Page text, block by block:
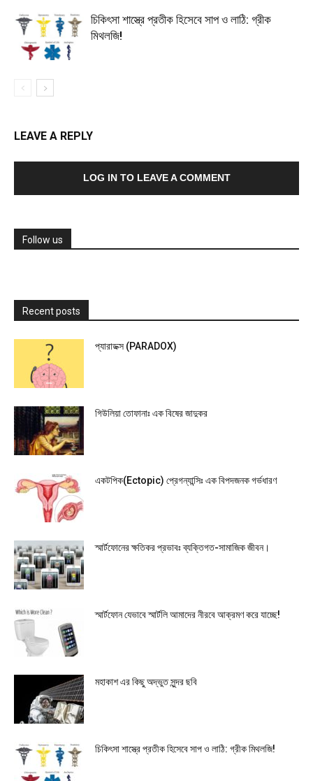
চিকিৎসা শাস্ত্রে প্রতীক হিসেবে সাপ ও লাঠি: গ্রীক
মিথলজি!
LEAVE A REPLY
LOG IN TO LEAVE A COMMENT
Follow us
Recent posts
প্যারাডক্স (PARADOX)
গিউলিয়া তোফানাঃ এক বিষের জাদুকর
একটপিক(Ectopic) প্রেগন্যান্সিঃ এক বিপদজনক গর্ভধারণ
স্মার্টফোনের ক্ষতিকর প্রভাবঃ ব্যক্তিগত-সামাজিক জীবন।
স্মার্টফোন যেভাবে স্মার্টলি আমাদের নীরবে আক্রমণ করে যাচ্ছে!
মহাকাশ এর কিছু অদ্ভুত সুন্দর ছবি
চিকিৎসা শাস্ত্রে প্রতীক হিসেবে সাপ ও লাঠি: গ্রীক মিথলজি!